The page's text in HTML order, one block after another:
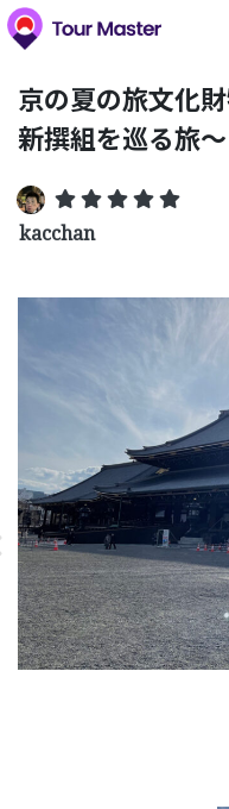
京の夏の旅文化
新撰組を巡る旅〜
kacchan